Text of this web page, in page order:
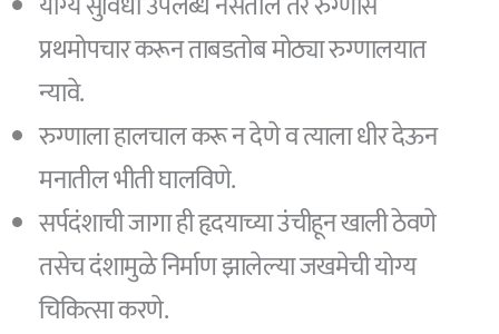
प्रथमोपचार करून ताबडतोब मोठ्या रुग्णालयात
न्यावे.
रुग्णाला हालचाल करू न देणे व त्याला धीर देऊन
मनातील भीती घालविणे.
सर्पदंशाची जागा ही हृदयाच्या उंचीहून खाली ठेवणे
तसेच दंशामुळे निर्माण झालेल्या जखमेची योग्य
चिकित्सा करणे.